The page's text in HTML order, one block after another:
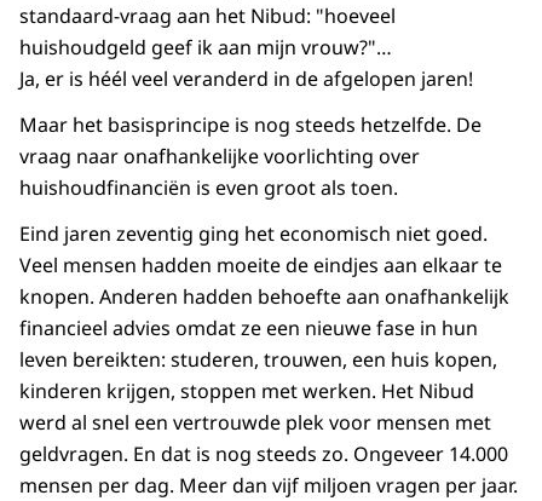
standaard-vraag aan het Nibud: "hoeveel
huishoudgeld geef ik aan mijn vrouw?"…
Ja, er is héél veel veranderd in de afgelopen jaren!
Maar het basisprincipe is nog steeds hetzelfde. De
vraag naar onafhankelijke voorlichting over
huishoudfinanciën is even groot als toen.
Eind jaren zeventig ging het economisch niet goed.
Veel mensen hadden moeite de eindjes aan elkaar te
knopen. Anderen hadden behoefte aan onafhankelijk
financieel advies omdat ze een nieuwe fase in hun
leven bereikten: studeren, trouwen, een huis kopen,
kinderen krijgen, stoppen met werken. Het Nibud
werd al snel een vertrouwde plek voor mensen met
geldvragen. En dat is nog steeds zo. Ongeveer 14.000
mensen per dag. Meer dan vijf miljoen vragen per jaar.